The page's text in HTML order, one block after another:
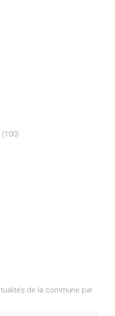
(100)
de la commune par